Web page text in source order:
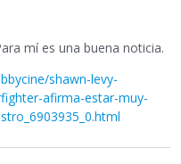
mí es una buena noticia.
shawn-levy-
afirma-estar-muy-